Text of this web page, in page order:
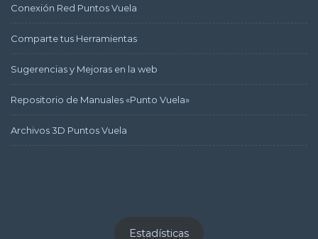
Conexión Red Puntos Vuela
Comparte tus Herramientas
Sugerencias y Mejoras en la web
Repositorio de Manuales «Punto Vuela»
Archivos 3D Puntos Vuela
Estadísticas